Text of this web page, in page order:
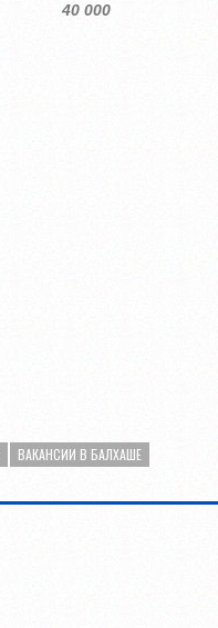
40 000
ВАКАНСИИ В БАЛХАШЕ